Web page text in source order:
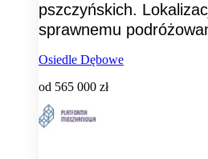
pszczyńskich.
sprawnemu
Osiedle Dębowe
od 565 000 zł